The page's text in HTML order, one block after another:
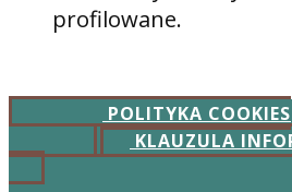
profilowane.
POLITYKA COOKIES
KLAUZULA